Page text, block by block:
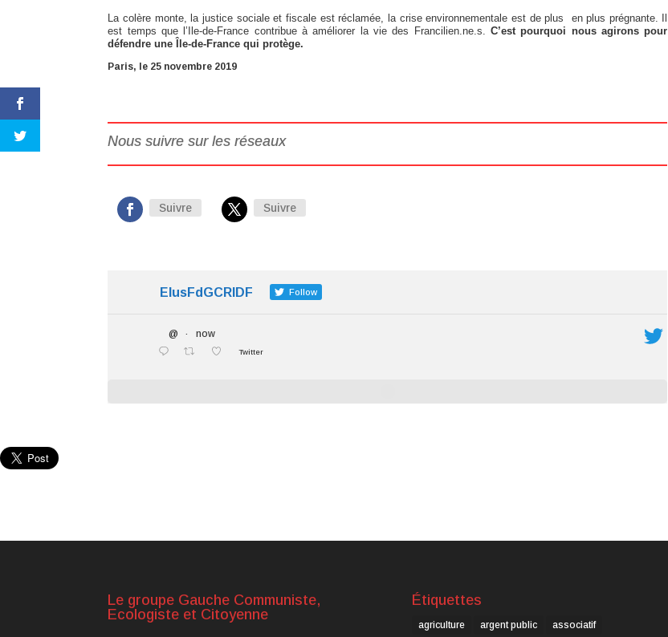
La colère monte, la justice sociale et fiscale est réclamée, la crise environnementale est de plus en plus prégnante. Il
est temps que l’Ile-de-France contribue à améliorer la vie des Francilien.ne.s.C’est pourquoi nous agirons pour
défendre une Île-de-France qui protège.
Paris, le 25 novembre 2019
Nous suivre sur les réseaux
Suivre Suivre
ElusFdGCRIDF Follow
@ · now
Twitter
Le groupe Gauche Communiste,
Ecologiste et Citoyenne
Étiquettes
agriculture argent public
associatif